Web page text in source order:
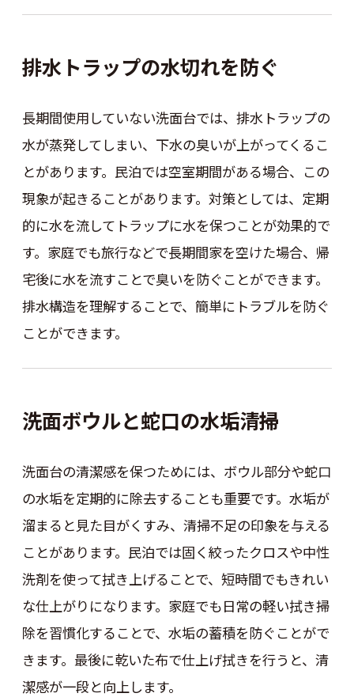
排水トラップの水切れを防ぐ
長期間使用していない洗面台では、排水トラップの
水が蒸発してしまい、下水の臭いが上がってくるこ
とがあります。民泊では空室期間がある場合、この
現象が起きることがあります。対策としては、定期
的に水を流してトラップに水を保つことが効果的で
す。家庭でも旅行などで長期間家を空けた場合、帰
宅後に水を流すことで臭いを防ぐことができます。
排水構造を理解することで、簡単にトラブルを防ぐ
ことができます。
洗面ボウルと蛇口の水垢清掃
洗面台の清潔感を保つためには、ボウル部分や蛇口
の水垢を定期的に除去することも重要です。水垢が
溜まると見た目がくすみ、清掃不足の印象を与える
ことがあります。民泊では固く絞ったクロスや中性
洗剤を使って拭き上げることで、短時間でもきれい
な仕上がりになります。家庭でも日常の軽い拭き掃
除を習慣化することで、水垢の蓄積を防ぐことがで
きます。最後に乾いた布で仕上げ拭きを行うと、清
潔感が一段と向上します。